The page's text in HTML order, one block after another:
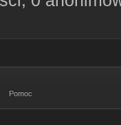
Pomoc